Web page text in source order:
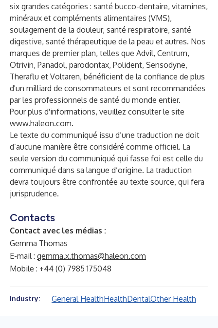
six grandes catégories : santé bucco-dentaire, vitamines,
minéraux et compléments alimentaires (VMS),
soulagement de la douleur, santé respiratoire, santé
digestive, santé thérapeutique de la peau et autres. Nos
marques de premier plan, telles que Advil, Centrum,
Otrivin, Panadol, parodontax, Polident, Sensodyne,
Theraflu et Voltaren, bénéficient de la confiance de plus
d'un milliard de consommateurs et sont recommandées
par les professionnels de santé du monde entier.
Pour plus d'informations, veuillez consulter le site
www.haleon.com.
Le texte du communiqué issu d’une traduction ne doit
d’aucune manière être considéré comme officiel. La
seule version du communiqué qui fasse foi est celle du
communiqué dans sa langue d’origine. La traduction
devra toujours être confrontée au texte source, qui fera
jurisprudence.
Contacts
Contact avec les médias :
Gemma Thomas
E-mail : gemma.x.thomas@haleon.com
Mobile : +44 (0) 7985 175048
Industry: General HealthHealthDentalOther Health